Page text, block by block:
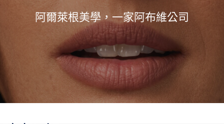
阿爾萊根美學，一家阿布維公司